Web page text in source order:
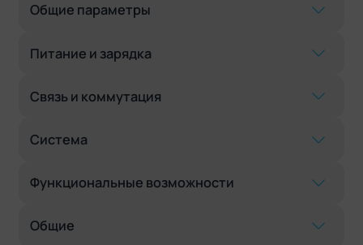
Общие параметры
Питание и зарядка
Связь и коммутация
Система
Функциональные возможности
Общие